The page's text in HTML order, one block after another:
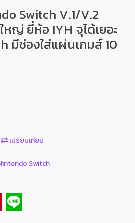
Switch V.1/V.2
หญ่ ยี่ห้อ IYH จุได้เยอะ
มีช่องใส่แผ่นเกมส์ 10
เปรียบเทียบ
Switch